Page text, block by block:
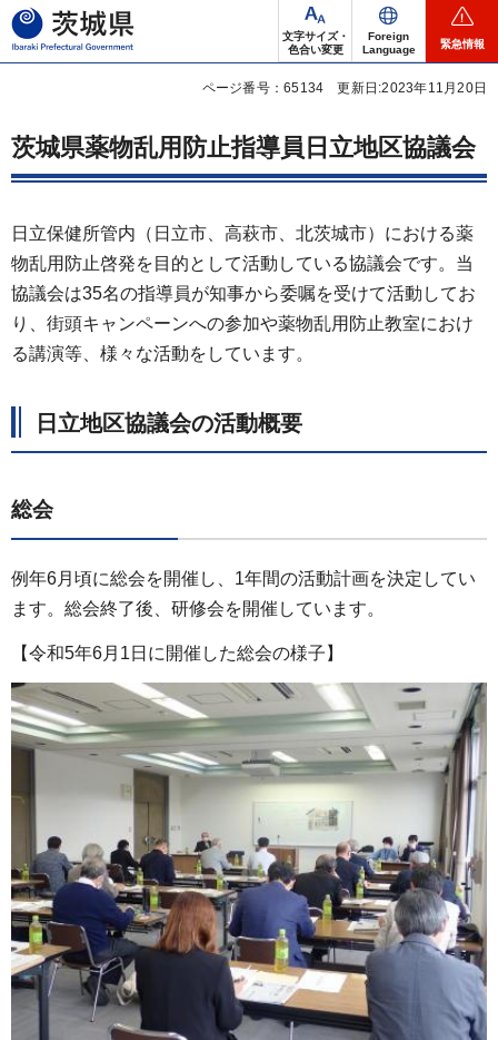
茨城県
文字サイズ・
色合い変更
Foreign
Language
緊急情報
ページ番号：65134 更新日:2023年11月20日
茨城県薬物乱用防止指導員日立地区協議会
日立保健所管内（日立市、高萩市、北茨城市）における薬
物乱用防止啓発を目的として活動している協議会です。当
協議会は35名の指導員が知事から委嘱を受けて活動してお
り、街頭キャンペーンへの参加や薬物乱用防止教室におけ
る講演等、様々な活動をしています。
日立地区協議会の活動概要
総会
例年6月頃に総会を開催し、1年間の活動計画を決定してい
ます。総会終了後、研修会を開催しています。
【令和5年6月1日に開催した総会の様子】